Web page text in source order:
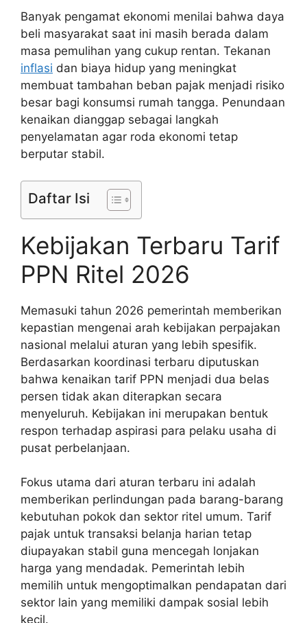
Banyak pengamat ekonomi menilai bahwa daya
beli masyarakat saat ini masih berada dalam
masa pemulihan yang cukup rentan. Tekanan
inflasi dan biaya hidup yang meningkat
membuat tambahan beban pajak menjadi risiko
besar bagi konsumsi rumah tangga. Penundaan
kenaikan dianggap sebagai langkah
penyelamatan agar roda ekonomi tetap
berputar stabil.
Daftar Isi
Kebijakan Terbaru Tarif
PPN Ritel 2026
Memasuki tahun 2026 pemerintah memberikan
kepastian mengenai arah kebijakan perpajakan
nasional melalui aturan yang lebih spesifik.
Berdasarkan koordinasi terbaru diputuskan
bahwa kenaikan tarif PPN menjadi dua belas
persen tidak akan diterapkan secara
menyeluruh. Kebijakan ini merupakan bentuk
respon terhadap aspirasi para pelaku usaha di
pusat perbelanjaan.
Fokus utama dari aturan terbaru ini adalah
memberikan perlindungan pada barang-barang
kebutuhan pokok dan sektor ritel umum. Tarif
pajak untuk transaksi belanja harian tetap
diupayakan stabil guna mencegah lonjakan
harga yang mendadak. Pemerintah lebih
memilih untuk mengoptimalkan pendapatan dari
sektor lain yang memiliki dampak sosial lebih
kecil.